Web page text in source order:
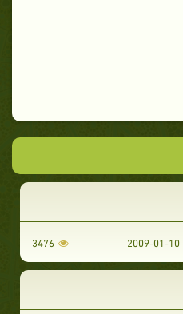
2009-01-10
3476